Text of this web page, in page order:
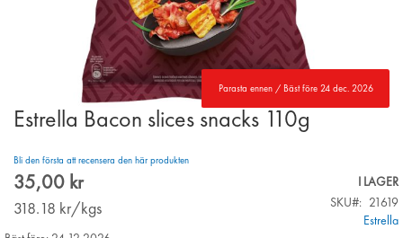
Parasta ennen / Bäst före 24 dec. 2026
Skip
of
the
Estrella Bacon slices snacks 110g
Bli den första att recensera den här produkten
35,00 kr
318.18 kr/kgs
I LAGER
SKU
21619
Estrella